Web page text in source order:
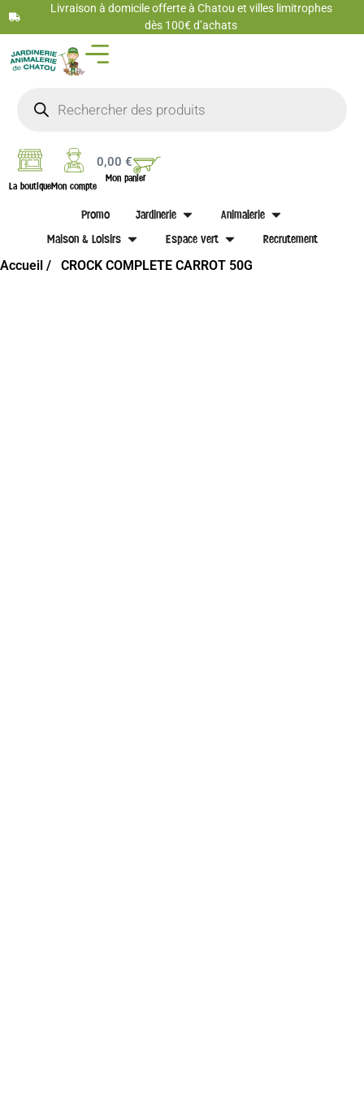
Livraison à domicile offerte à Chatou et villes limitrophes
dès 100€ d’achats
La boutiqueMon compte
0,00€
Mon panier
Promo Jardinerie
Animalerie
Maison & Loisirs
Espace vert Recrutement
Accueil / CROCK COMPLETE CARROT 50G